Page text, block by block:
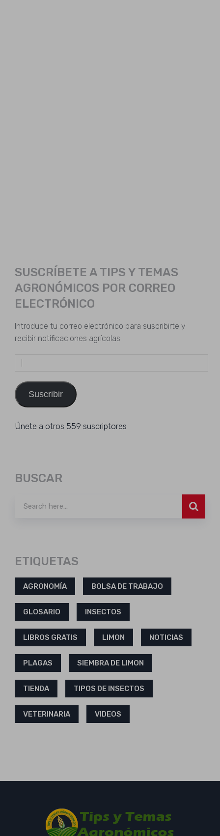
SUSCRÍBETE A TIPS Y TEMAS
AGRONÓMICOS POR CORREO
ELECTRÓNICO
Introduce tu correo electrónico para suscribirte y
recibir notificaciones agrícolas
Dirección
email
Suscribir
Únete a otros 559 suscriptores
BUSCAR
ETIQUETAS
AGRONOMÍA BOLSA DE TRABAJO
GLOSARIO INSECTOS
LIBROS GRATIS LIMON NOTICIAS
PLAGAS SIEMBRA DE LIMON
TIENDA TIPOS DE INSECTOS
VETERINARIA VIDEOS